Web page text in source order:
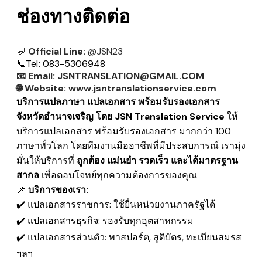
ช่องทางติดต่อ
💬 Official Line: @JSN23
📞Tel: 083-5306948
📧 Email: JSNTRANSLATION@GMAIL.COM
🌐Website: www.jsntranslationservice.com
บริการแปลภาษา แปลเอกสาร พร้อมรับรองเอกสาร
จังหวัดอำนาจเจริญ โดย JSN Translation Service ให้
บริการแปลเอกสาร พร้อมรับรองเอกสาร มากกว่า 100
ภาษาทั่วโลก โดยทีมงานมืออาชีพที่มีประสบการณ์ เรามุ่ง
มั่นให้บริการที่ ถูกต้อง แม่นยำ รวดเร็ว และได้มาตรฐาน
สากล เพื่อตอบโจทย์ทุกความต้องการของคุณ
📌 บริการของเรา:
✔️ แปลเอกสารราชการ: ใช้ยื่นหน่วยงานภาครัฐได้
✔️ แปลเอกสารธุรกิจ: รองรับทุกอุตสาหกรรม
✔️ แปลเอกสารส่วนตัว: พาสปอร์ต, สูติบัตร, ทะเบียนสมรส
ฯลฯ